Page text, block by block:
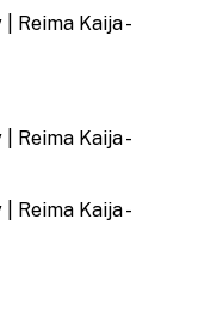
Reima Kaija -
Reima Kaija -
Reima Kaija -